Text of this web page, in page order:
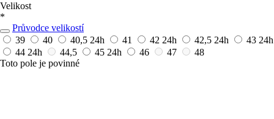
Velikost
*
Průvodce velikostí
39
40 40,5 24h 41 42 24h 42,5 24h 43 24h
44 24h 44,5 45 24h 46 47
48
Toto pole je povinné